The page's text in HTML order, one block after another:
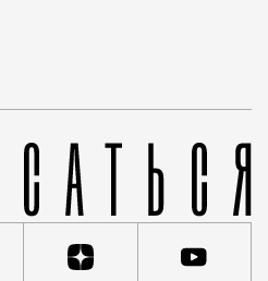
На месте работают